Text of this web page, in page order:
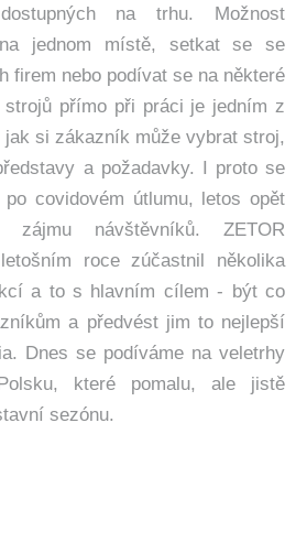
na trhu. Možnost
jednom místě, setkat se se
firem nebo podívat se na některé
přímo při práci je jedním z
jak si zákazník může vybrat stroj,
a požadavky. I proto se
covidovém útlumu, letos opět
zájmu návštěvníků. ZETOR
roce zúčastnil několika
a to s hlavním cílem - být co
a předvést jim to nejlepší
Dnes se podíváme na veletrhy
které pomalu, ale jistě
sezónu.